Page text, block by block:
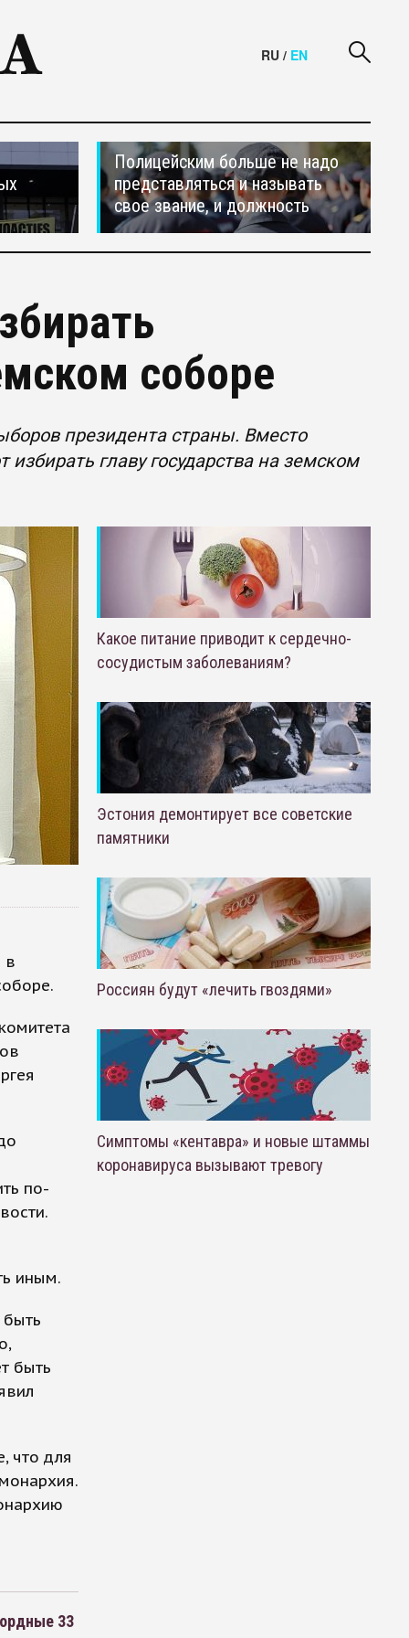
RU / EN
Полицейским больше не надо
представляться и называть
свое звание, и должность
соборе
президента страны. Вместо
главу государства на земском
в
по-
иным.
быть
что для
33
Какое питание приводит к сердечно-
сосудистым заболеваниям?
Эстония демонтирует все советские
памятники
Россиян будут «лечить гвоздями»
Симптомы «кентавра» и новые штаммы
коронавируса вызывают тревогу